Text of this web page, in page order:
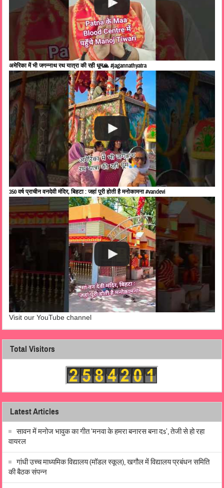
अमेरिका में भी जगन्नाथ रथ यात्रा की रही धूम🙏 #jagannathyatra
350 वर्ष प्राचीन वनदेवी मंदिर, बिहटा : जहां पूरी होती है मनोकामना #vandevi
Visit our YouTube channel
Total Visitors
Latest Articles
सावन में मनोज भावुक का गीत ‘मनवा के हमरा बनारस बना दs’, तेजी से हो रहा
वायरल
गांधी उच्च माध्यमिक विद्यालय (मॉडल स्कूल), खगौल में विद्यालय प्रबंधन समिति
की बैठक संपन्न